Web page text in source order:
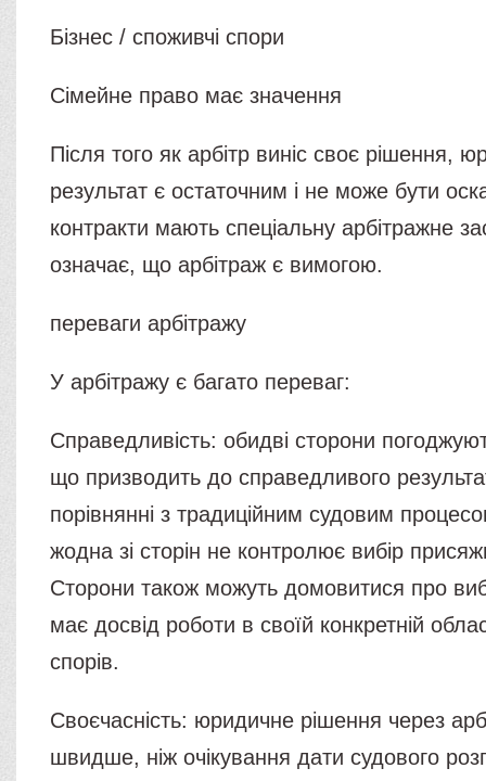
Бізнес / споживчі спори
Сімейне право має значення
Після того як арбітр виніс своє рішення,
результат є остаточним і не може бути
контракти мають спеціальну арбітражне
означає, що арбітраж є вимогою.
переваги арбітражу
У арбітражу є багато переваг:
Справедливість: обидві сторони
що призводить до справедливого
порівнянні з традиційним судовим
жодна зі сторін не контролює вибір
Сторони також можуть домовитися про
має досвід роботи в своїй конкретній
спорів.
Своєчасність: юридичне рішення через
швидше, ніж очікування дати судового